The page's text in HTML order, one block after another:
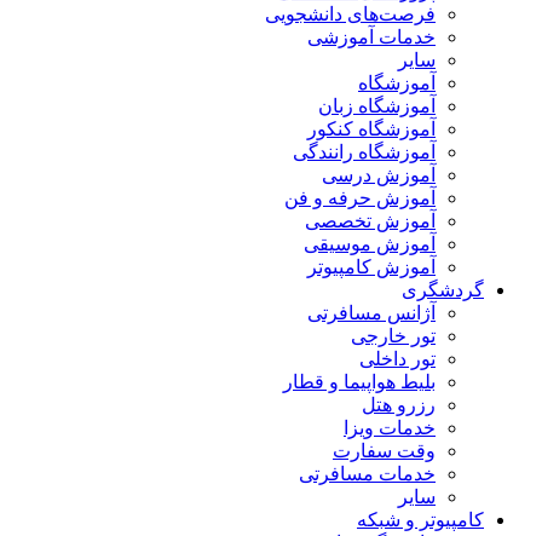
فرصت‌های دانشجویی
خدمات آموزشی
سایر
آموزشگاه
آموزشگاه زبان
آموزشگاه کنکور
آموزشگاه رانندگی
آموزش درسی
آموزش حرفه و فن
آموزش تخصصی
آموزش موسیقی
آموزش کامپیوتر
گردشگری
آژانس مسافرتی
تور خارجی
تور داخلی
بلیط هواپیما و قطار
رزرو هتل
خدمات ویزا
وقت سفارت
خدمات مسافرتی
سایر
کامپیوتر و شبکه